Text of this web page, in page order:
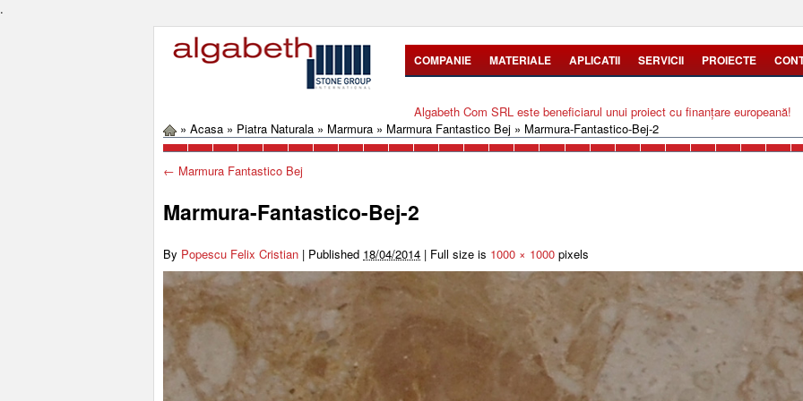
.
COMPANIE MATERIALE APLICATII SERVICII PROIECTE
Algabeth Com SRL este beneficiarul unui proiect cu finanțare europeană!
» Acasa » Piatra Naturala » Marmura » Marmura Fantastico Bej » Marmura-Fantastico-Bej-2
← Marmura Fantastico Bej
Marmura-Fantastico-Bej-2
By Popescu Felix Cristian | Published 18/04/2014 | Full size is 1000 × 1000 pixels